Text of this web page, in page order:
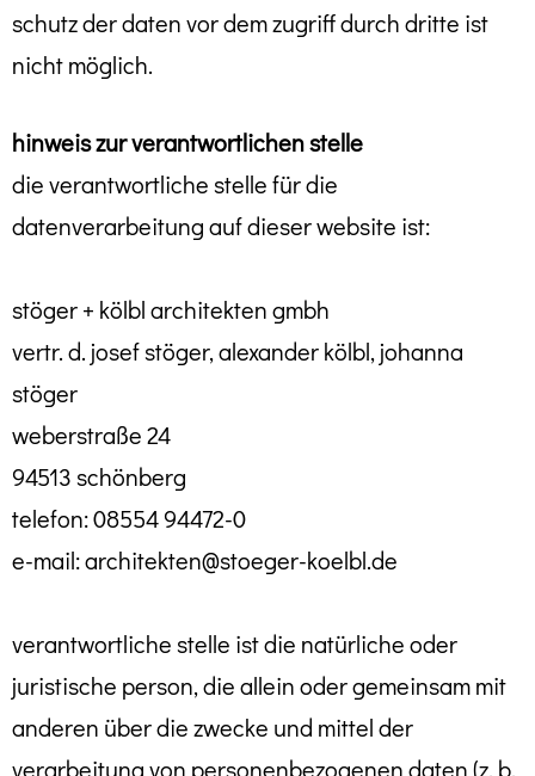
schutz der daten vor dem zugriff durch dritte ist
nicht möglich.
hinweis zur verantwortlichen stelle
die verantwortliche stelle für die
datenverarbeitung auf dieser website ist:
stöger + kölbl architekten gmbh
vertr. d. josef stöger, alexander kölbl, johanna
stöger
weberstraße 24
94513 schönberg
telefon: 08554 94472-0
e-mail: architekten@stoeger-koelbl.de
verantwortliche stelle ist die natürliche oder
juristische person, die allein oder gemeinsam mit
anderen über die zwecke und mittel der
verarbeitung von personenbezogenen daten (z. b.